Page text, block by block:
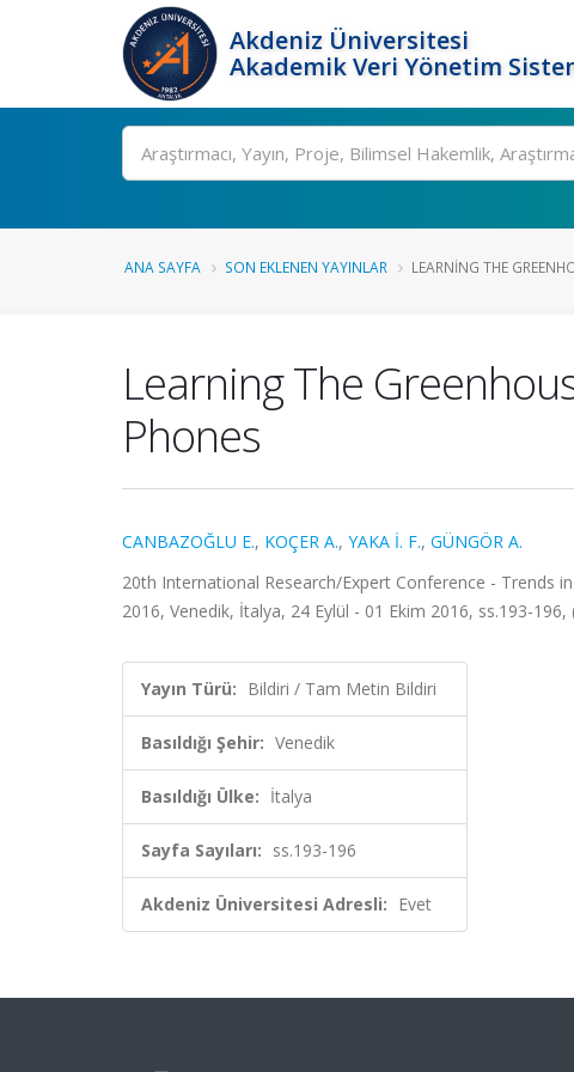
Akdeniz Üniversitesi
Akademik Veri Yönetim
Ara
ANA SAYFA SON EKLENEN YAYINLAR LEARNING THE
Learning The
Phones
CANBAZOĞLU E., KOÇER A., YAKA İ. F., GÜNGÖR A.
20th International Research/Expert Conference - Trends
2016, Venedik, İtalya, 24 Eylül - 01 Ekim 2016, ss.193-
Yayın Türü: Bildiri / Tam Metin Bildiri
Basıldığı Şehir: Venedik
Basıldığı Ülke: İtalya
Sayfa Sayıları: ss.193-196
Akdeniz Üniversitesi Adresli: Evet